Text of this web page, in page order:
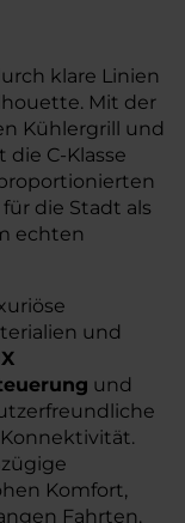
klare Linien
Mit der
Kühlergrill und
C-Klasse
die Stadt als
echten
und
und
Komfort,
Fahrten.